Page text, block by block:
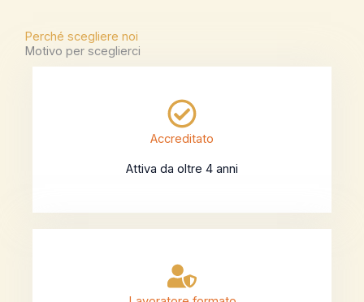
Perché scegliere noi
Motivo per sceglierci
Accreditato
Attiva da oltre 4 anni